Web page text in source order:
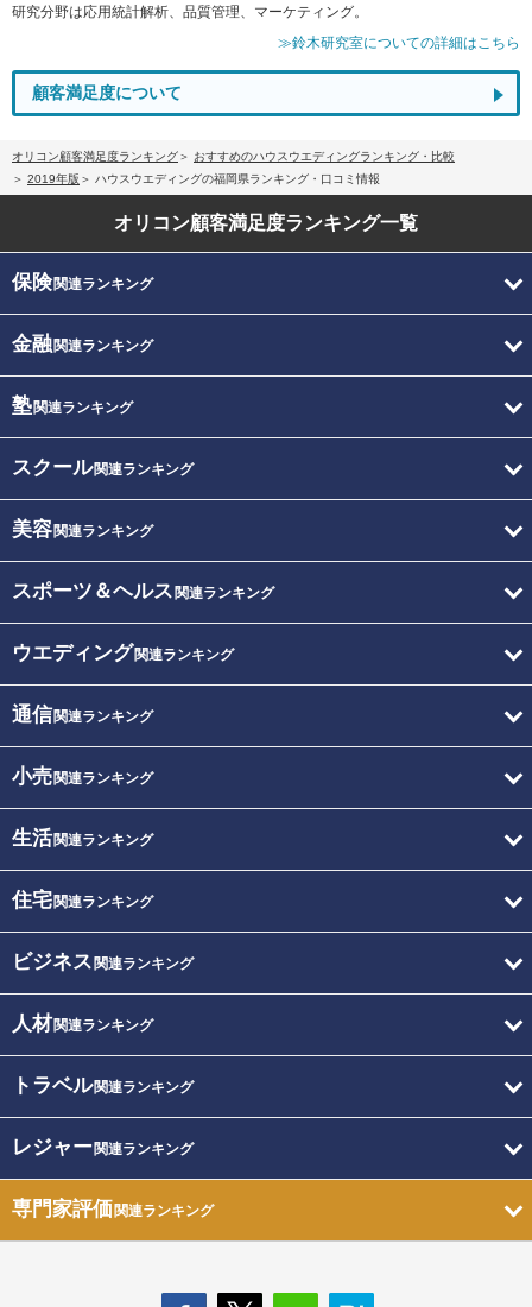
研究分野は応用統計解析、品質管理、マーケティング。
≫鈴木研究室についての詳細はこちら
顧客満足度について
オリコン顧客満足度ランキング
おすすめのハウスウエディングランキング・比較
2019年版
ハウスウエディングの福岡県ランキング・口コミ情報
オリコン顧客満足度ランキング一覧
保険関連ランキング
金融関連ランキング
塾関連ランキング
スクール関連ランキング
美容関連ランキング
スポーツ＆ヘルス 関連ランキング
ウエディング関連ランキング
通信関連ランキング
小売関連ランキング
生活関連ランキング
住宅関連ランキング
ビジネス 関連ランキング
人材関連ランキング
トラベル関連ランキング
レジャー関連ランキング
専門家評価関連ランキング